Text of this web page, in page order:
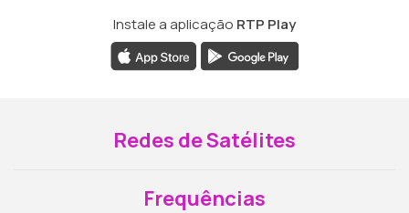
Instale a aplicação RTP Play
Redes de Satélites
Frequências